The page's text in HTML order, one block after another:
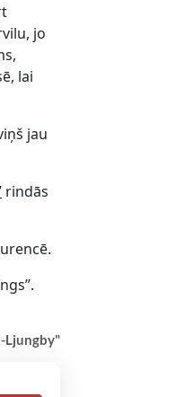
jo
lai
jau
rindās
Ljungby"